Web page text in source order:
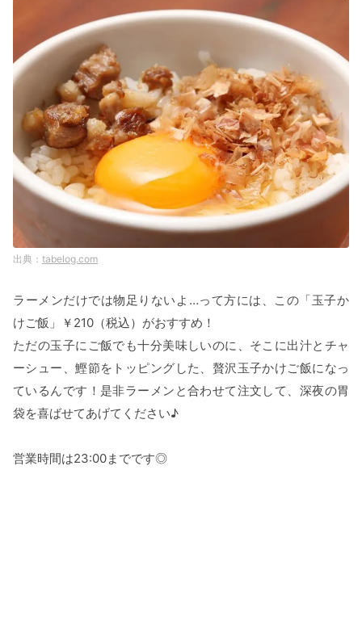
tabelog.com
ラーメンだけでは物足りないよ…って方には、この「玉子か
けご飯」￥210（税込）がおすすめ！
ただの玉子にご飯でも十分美味しいのに、そこに出汁とチャ
ーシュー、鰹節をトッピングした、贅沢玉子かけご飯になっ
ているんです！是非ラーメンと合わせて注文して、深夜の胃
袋を喜ばせてあげてください♪
営業時間は23:00までです◎